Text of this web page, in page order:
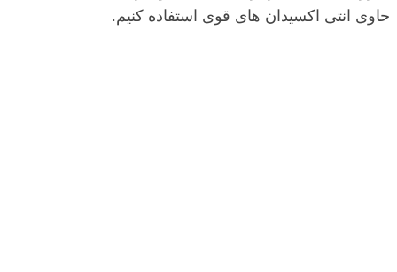
حاوی انتی اکسیدان های قوی استفاده کنیم.